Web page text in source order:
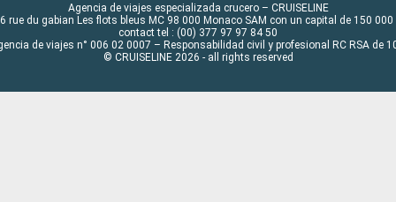
Agencia de viajes especializada crucero – CRUISELINE
rue du gabian Les flots bleus MC 98 000 Monaco SAM con un capital de 150 000
contact tel : (00) 377 97 97 84 50
de viajes n° 006 02 0007 – Responsabilidad civil y profesional RC RSA de
© CRUISELINE 2026 - all rights reserved